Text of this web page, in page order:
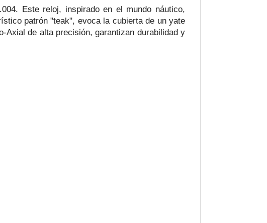
Este reloj, inspirado en el mundo náutico,
patrón "teak", evoca la cubierta de un yate
Axial de alta precisión, garantizan durabilidad y